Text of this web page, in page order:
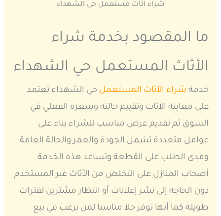
شراء اثاث مستعمل حي الشهداء
ما المقصود بخدمة شراء
الأثاث المستعمل حي الشهداء
خدمة شراء الأثاث المستعمل حي الشهداء تعتمد
على معاينة الأثاث وتقييم حالته وسعره الفعلي في
السوق ثم تقديم عرض مناسب للشراء بناء على
عوامل متعددة تشمل الجودة والعمر والحالة العامة
ومدى الطلب على القطعة وتساعد هذه الخدمة
أصحاب المنازل على التخلص من الأثاث غير المستخدم
دون الحاجة إلى نشر إعلانات أو انتظار مشترين لفترات
طويلة كما أنها توفر حلا مناسبا لمن يرغب في بيع